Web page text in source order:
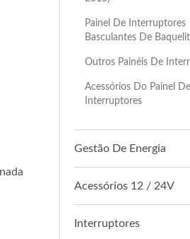
Painel De Interruptores
Basculantes De
Outros Painéis De
Acessórios Do Painel De
Interruptores
Gestão De Energia
Acessórios 12 / 24V
Interruptores